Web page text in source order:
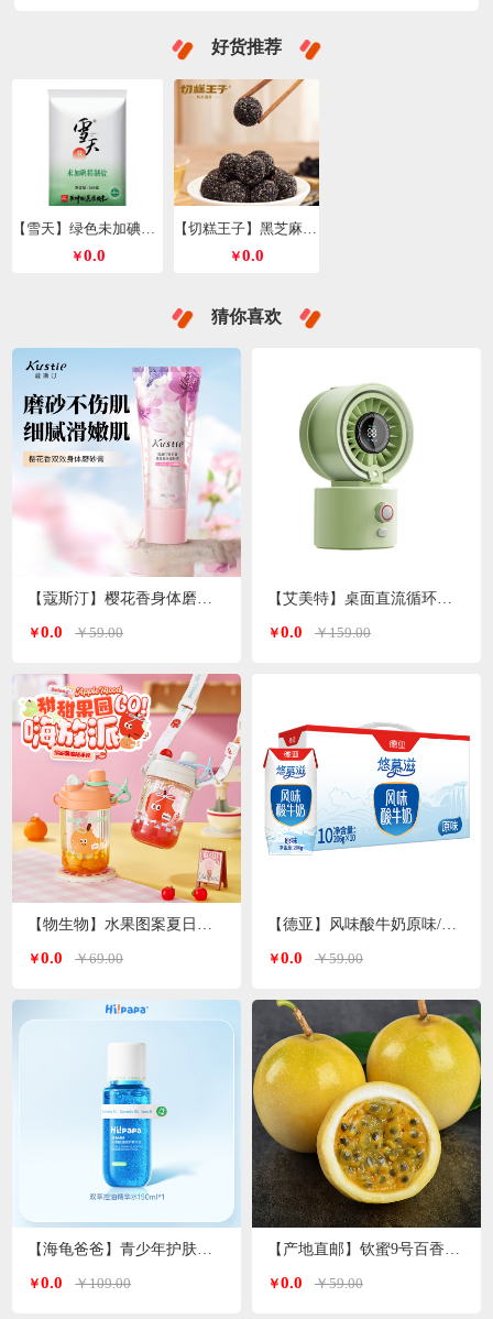
好货推荐
￥0.0 ￥0.0
猜你喜欢
￥0.0 ￥59.00
￥0.0 ￥69.00
【海龟爸爸】青少年护肤品爽肤水双萃控油精华水
￥0.0 ￥109.00
￥0.0 ￥159.00
￥0.0 ￥59.00
【产地直邮】钦蜜9号百香果 净重3斤特大果（单果70-90g）广西发货
￥0.0 ￥59.00